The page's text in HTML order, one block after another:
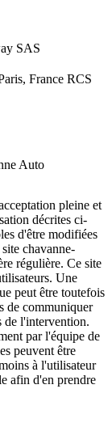
SAS
France RCS
Auto
pleine et
décrites ci-
d'être modifiées
chavanne-
régulière. Ce site
Une
peut être toutefois
de communiquer
de l'intervention.
par l'équipe de
peuvent être
à l'utilisateur
afin d'en prendre